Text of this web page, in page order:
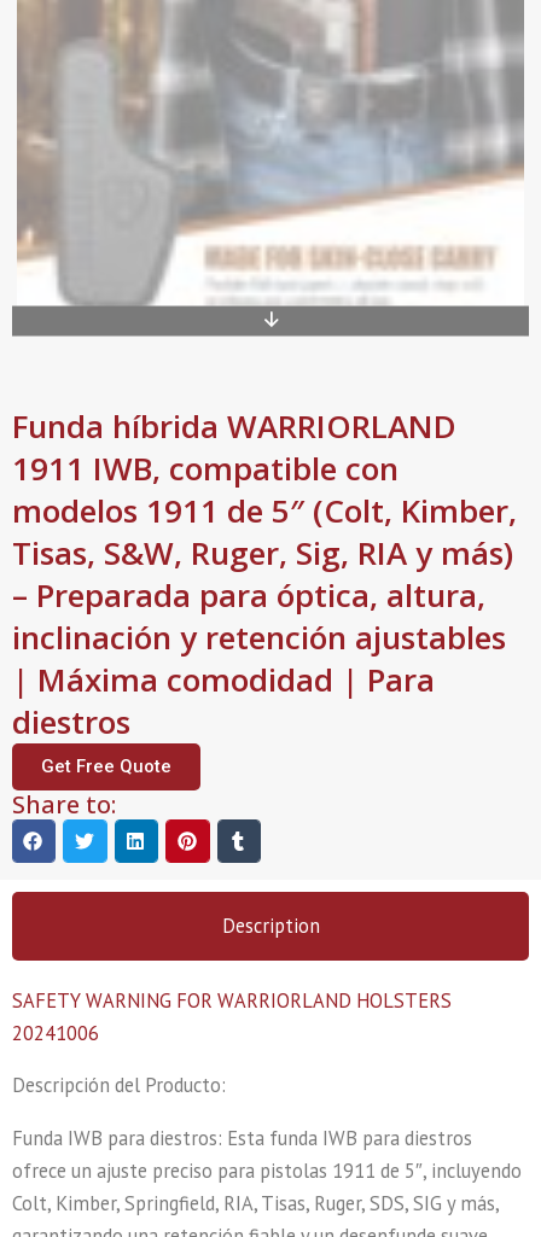
Funda híbrida WARRIORLAND
1911 IWB, compatible con
modelos 1911 de 5″ (Colt, Kimber,
Tisas, S&W, Ruger, Sig, RIA y más)
– Preparada para óptica, altura,
inclinación y retención ajustables
| Máxima comodidad | Para
diestros
Get Free Quote
Share to:
Description
SAFETY WARNING FOR WARRIORLAND HOLSTERS
20241006
Descripción del Producto:
Funda IWB para diestros: Esta funda IWB para diestros
ofrece un ajuste preciso para pistolas 1911 de 5″, incluyendo
Colt, Kimber, Springfield, RIA, Tisas, Ruger, SDS, SIG y más,